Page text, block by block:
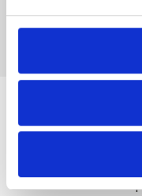
En mor och dotter